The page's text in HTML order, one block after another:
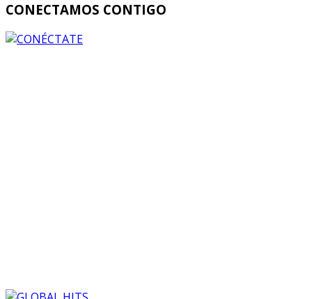
CONECTAMOS CONTIGO